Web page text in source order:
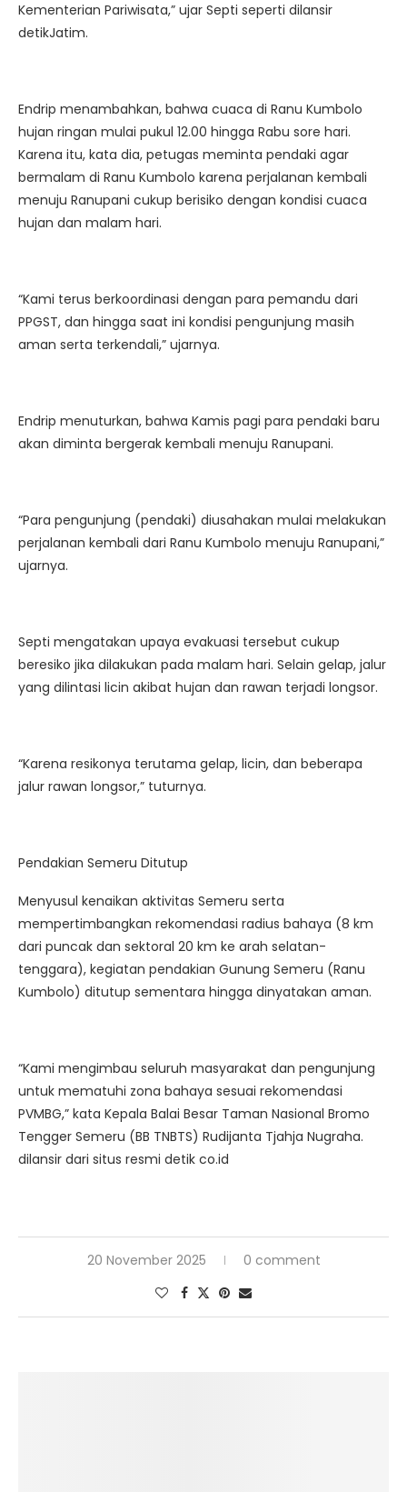
Kementerian Pariwisata,” ujar Septi seperti dilansir
detikJatim.
Endrip menambahkan, bahwa cuaca di Ranu Kumbolo
hujan ringan mulai pukul 12.00 hingga Rabu sore hari.
Karena itu, kata dia, petugas meminta pendaki agar
bermalam di Ranu Kumbolo karena perjalanan kembali
menuju Ranupani cukup berisiko dengan kondisi cuaca
hujan dan malam hari.
“Kami terus berkoordinasi dengan para pemandu dari
PPGST, dan hingga saat ini kondisi pengunjung masih
aman serta terkendali,” ujarnya.
Endrip menuturkan, bahwa Kamis pagi para pendaki baru
akan diminta bergerak kembali menuju Ranupani.
“Para pengunjung (pendaki) diusahakan mulai melakukan
perjalanan kembali dari Ranu Kumbolo menuju Ranupani,”
ujarnya.
Septi mengatakan upaya evakuasi tersebut cukup
beresiko jika dilakukan pada malam hari. Selain gelap, jalur
yang dilintasi licin akibat hujan dan rawan terjadi longsor.
“Karena resikonya terutama gelap, licin, dan beberapa
jalur rawan longsor,” tuturnya.
Pendakian Semeru Ditutup
Menyusul kenaikan aktivitas Semeru serta
mempertimbangkan rekomendasi radius bahaya (8 km
dari puncak dan sektoral 20 km ke arah selatan-
tenggara), kegiatan pendakian Gunung Semeru (Ranu
Kumbolo) ditutup sementara hingga dinyatakan aman.
“Kami mengimbau seluruh masyarakat dan pengunjung
untuk mematuhi zona bahaya sesuai rekomendasi
PVMBG,” kata Kepala Balai Besar Taman Nasional Bromo
Tengger Semeru (BB TNBTS) Rudijanta Tjahja Nugraha.
dilansir dari situs resmi detik co.id
20 November 2025 0 comment